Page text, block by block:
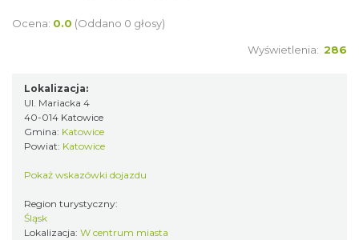
Ocena: 0.0 (Oddano 0 głosy)
Wyświetlenia: 286
Lokalizacja:
Ul. Mariacka 4
40-014 Katowice
Gmina: Katowice
Powiat: Katowice
Pokaż wskazówki dojazdu
Region turystyczny:
Śląsk
Lokalizacja: W centrum miasta